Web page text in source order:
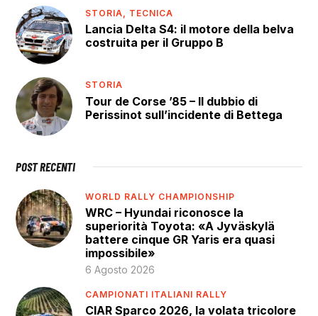
STORIA, TECNICA
Lancia Delta S4: il motore della belva
costruita per il Gruppo B
STORIA
Tour de Corse ’85 – Il dubbio di
Perissinot sull’incidente di Bettega
POST RECENTI
WORLD RALLY CHAMPIONSHIP
WRC – Hyundai riconosce la
superiorità Toyota: «A Jyväskylä
battere cinque GR Yaris era quasi
impossibile»
6 Agosto 2026
CAMPIONATI ITALIANI RALLY
CIAR Sparco 2026, la volata tricolore